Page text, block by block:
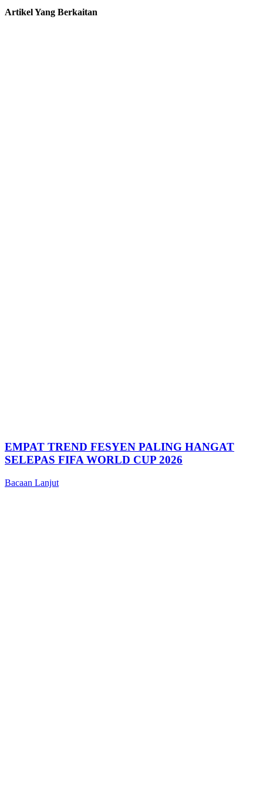
Artikel Yang Berkaitan
EMPAT TREND FESYEN PALING HANGAT
SELEPAS FIFA WORLD CUP 2026
Bacaan Lanjut